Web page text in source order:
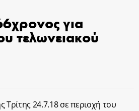
για
τελωνειακού
Τρίτης 24.7.18 σε περιοχή του